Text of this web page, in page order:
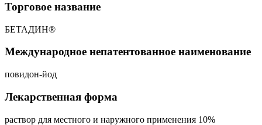
Торговое название
БЕТАДИН®
Международное непатентованное наименование
повидон-йод
Лекарственная форма
раствор для местного и наружного применения 10%